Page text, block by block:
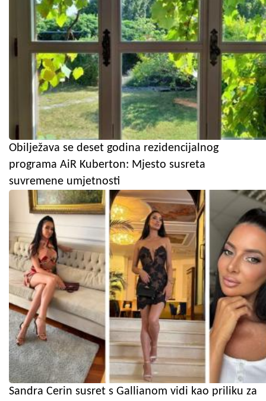
Obilježava se deset godina rezidencijalnog
programa AiR Kuberton: Mjesto susreta
suvremene umjetnosti
Sandra Cerin susret s Gallianom vidi kao priliku za